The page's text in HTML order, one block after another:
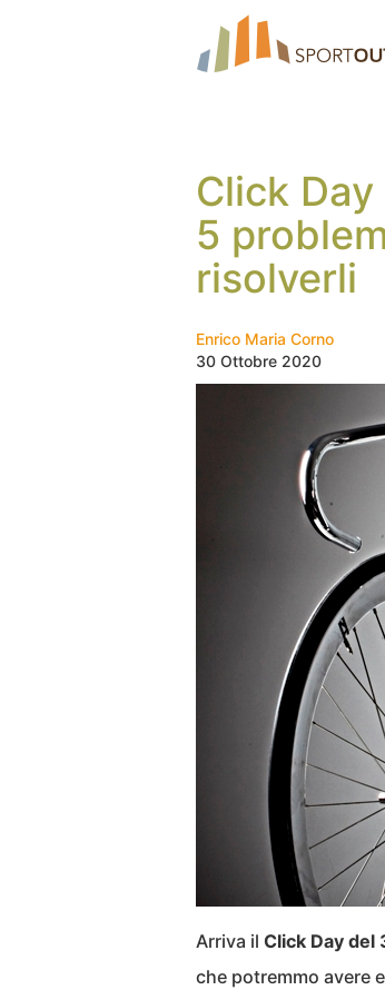
Click
5
risolverli
Enrico Maria Corno
30 Ottobre 2020
Arriva il Click Day del
che potremmo avere